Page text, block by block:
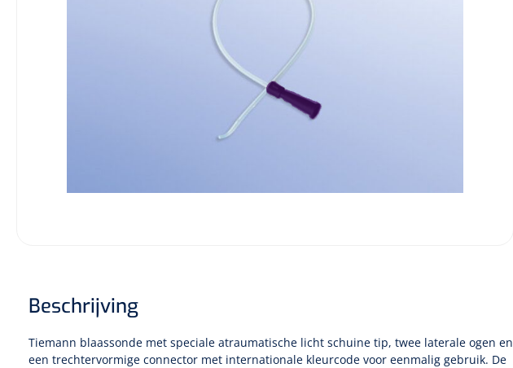
Beschrijving
Tiemann blaassonde met speciale atraumatische licht schuine tip, twee laterale ogen en
een trechtervormige connector met internationale kleurcode voor eenmalig gebruik. De